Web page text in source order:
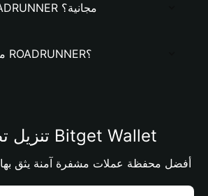
هل محفظة ROADRUNNER مجانية؟
ما هي قيمة عملة ROADRUNNER؟
تنزيل تطبيق محفظة Bitget Wallet
أفضل محفظة عملات مشفرة آمنة يثق بها 40 مليون مستخدم